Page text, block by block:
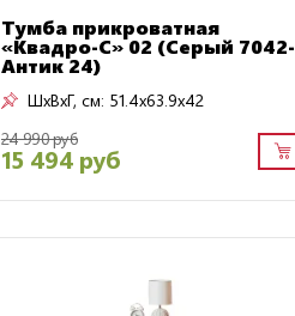
Тумба прикроватная
«Квадро-С» 02 (Серый 7042-
Антик 24)
ШxВxГ, см: 51.4x63.9x42
24 990 руб
15 494 руб